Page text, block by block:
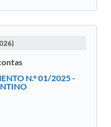
N.º 01/2025 -